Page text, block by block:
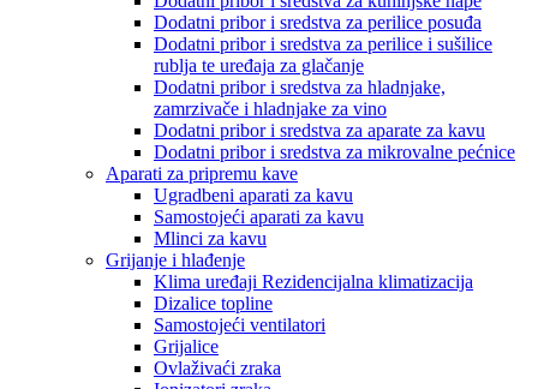
Dodatni pribor i sredstva za perilice posuđa
Dodatni pribor i sredstva za perilice i sušilice
rublja te uređaja za glačanje
Dodatni pribor i sredstva za hladnjake,
zamrzivače i hladnjake za vino
Dodatni pribor i sredstva za aparate za kavu
Dodatni pribor i sredstva za mikrovalne pećnice
Aparati za pripremu kave
Ugradbeni aparati za kavu
Samostojeći aparati za kavu
Mlinci za kavu
Grijanje i hlađenje
Klima uređaji Rezidencijalna klimatizacija
Dizalice topline
Samostojeći ventilatori
Grijalice
Ovlaživaći zraka